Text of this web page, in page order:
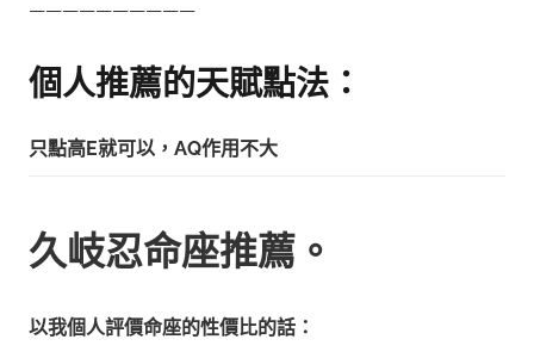
——————————
個人推薦的天賦點法：
只點高E就可以，AQ作用不大
久岐忍命座推薦。
以我個人評價命座的性價比的話：